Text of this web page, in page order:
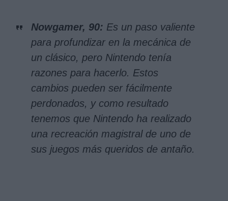
Nowgamer, 90: Es un paso valiente
para profundizar en la mecánica de
un clásico, pero Nintendo tenía
razones para hacerlo. Estos
cambios pueden ser fácilmente
perdonados, y como resultado
tenemos que Nintendo ha realizado
una recreación magistral de uno de
sus juegos más queridos de antaño.